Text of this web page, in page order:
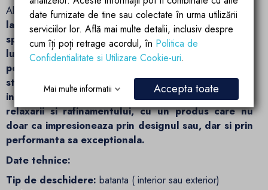
Alege calitatea si rafinamentul cucabina de dus Hera de
la Ego Interiors-alegerea perfecta pentru un
spatiu de baie modern si elegant.Experimentati
luxul discret si rafinamentul in fiecare detaliu,
pentru un spatiu de baie care reflecta gusturile si
standardele dumneavoastra in materie de design
interior. Transforma-ti baia intr-un sanctuar al
relaxarii si rafinamentului, cu un produs care nu
doar ca impresioneaza prin designul sau, dar si prin
performanta sa exceptionala.
Date tehnice:
Tip de deschidere: batanta ( interior sau exterior)
date furnizate de tine sau colectate în urma utilizării
serviciilor lor. Află mai multe detalii, inclusiv despre
cum îți poți retrage acordul, în Politica de
Confidentialitate si Utilizare Cookie-uri.
Mai multe informatii Accepta toate